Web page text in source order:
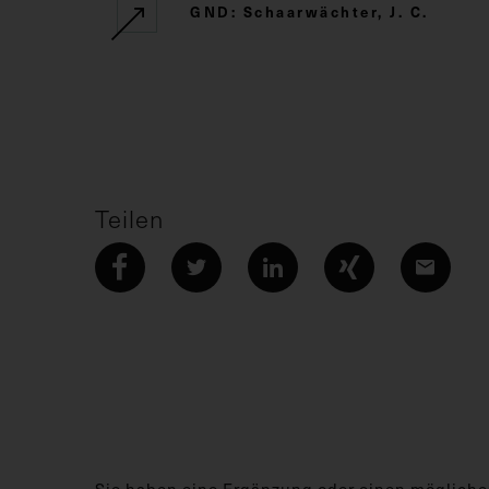
GND: Schaarwächter, J. C.
Teilen